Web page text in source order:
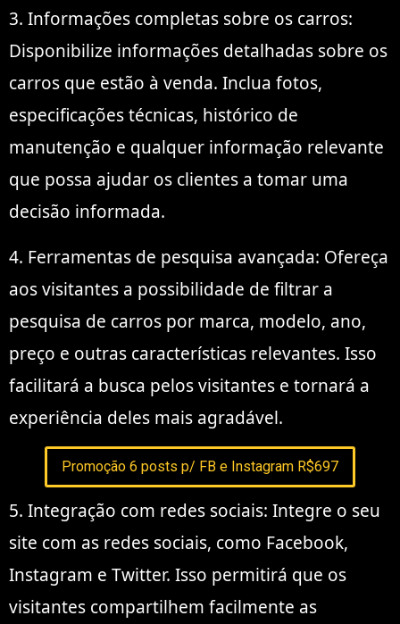
3. Informações completas sobre os carros:
Disponibilize informações detalhadas sobre os
carros que estão à venda. Inclua fotos,
especificações técnicas, histórico de
manutenção e qualquer informação relevante
que possa ajudar os clientes a tomar uma
decisão informada.
4. Ferramentas de pesquisa avançada: Ofereça
aos visitantes a possibilidade de filtrar a
pesquisa de carros por marca, modelo, ano,
preço e outras características relevantes. Isso
facilitará a busca pelos visitantes e tornará a
experiência deles mais agradável.
Promoção 6 posts p/ FB e Instagram R$697
5. Integração com redes sociais: Integre o seu
site com as redes sociais, como Facebook,
Instagram e Twitter. Isso permitirá que os
visitantes compartilhem facilmente as